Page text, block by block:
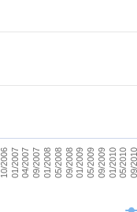
10/200601/200704/200709/200701/200805/200809/200801/200905/200909/200901/201005/201009/